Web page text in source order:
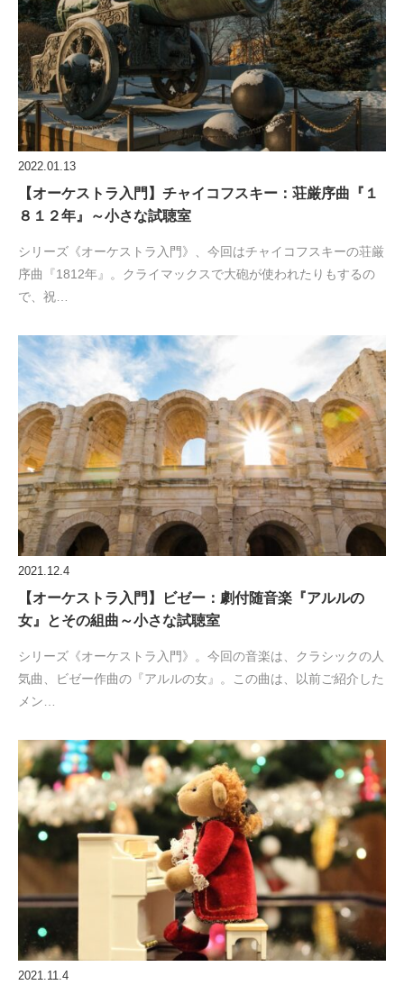
2022.01.13
【オーケストラ入門】チャイコフスキー：荘厳序曲『１
８１２年』～小さな試聴室
シリーズ《オーケストラ入門》、今回はチャイコフスキーの荘厳
序曲『1812年』。クライマックスで大砲が使われたりもするの
で、祝…
2021.12.4
【オーケストラ入門】ビゼー：劇付随音楽『アルルの
女』とその組曲～小さな試聴室
シリーズ《オーケストラ入門》。今回の音楽は、クラシックの人
気曲、ビゼー作曲の『アルルの女』。この曲は、以前ご紹介した
メン…
2021.11.4